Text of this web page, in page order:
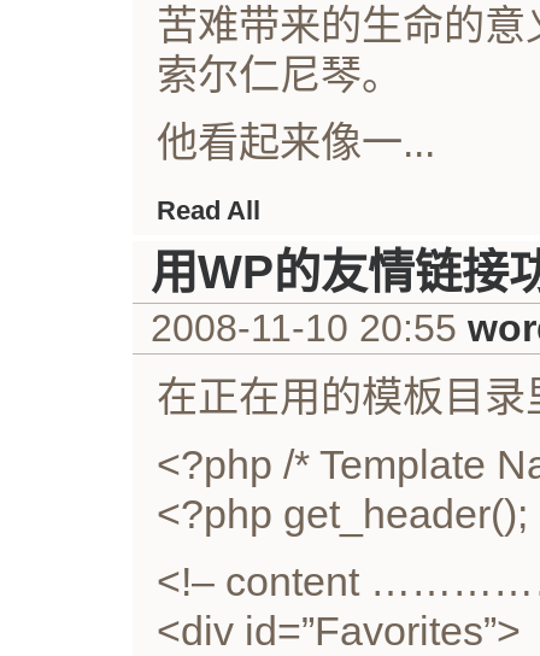
苦难带来的生命的
索尔仁尼琴。
他看起来像一...
Read All
用WP的友情链接
2008-11-10 20:55
在正在用的模板目
<?php /* Template
<?php get_header();
<!– content
<div id=”Favorites”>